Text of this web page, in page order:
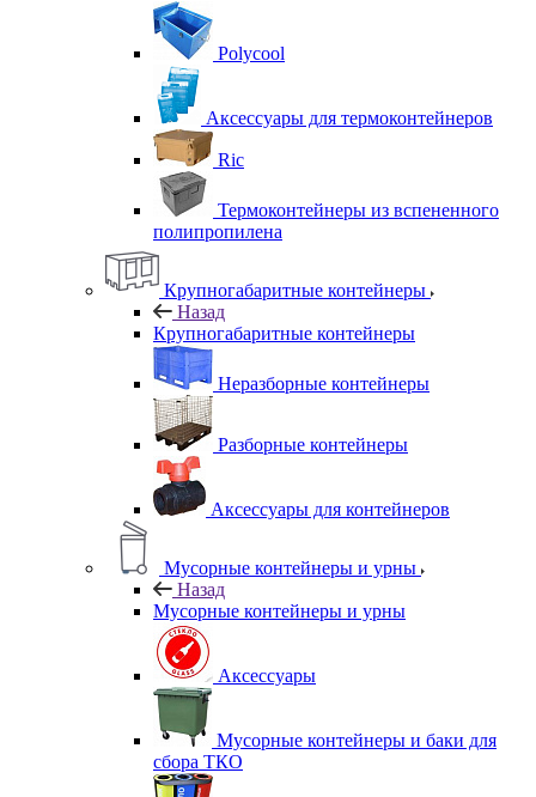
Polycool
Аксессуары для термоконтейнеров
Ric
Термоконтейнеры из вспененного
полипропилена
Крупногабаритные контейнеры
Назад
Крупногабаритные контейнеры
Неразборные контейнеры
Разборные контейнеры
Аксессуары для контейнеров
Мусорные контейнеры и урны
Назад
Мусорные контейнеры и урны
Аксессуары
Мусорные контейнеры и баки для
сбора ТКО